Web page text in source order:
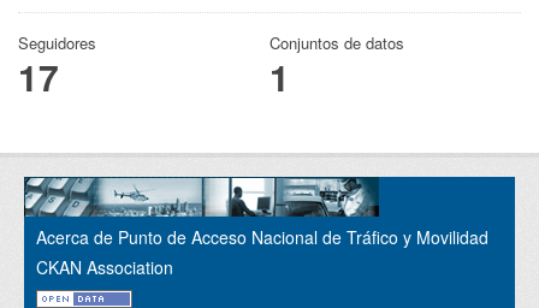
Seguidores
17
Conjuntos de datos
1
Acerca de Punto de Acceso Nacional de Tráfico y Movilidad
CKAN Association